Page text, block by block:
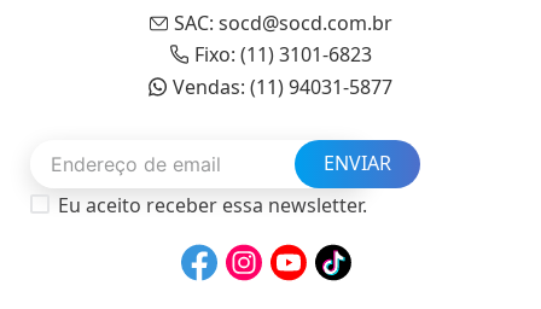
SAC: socd@socd.com.br
Fixo: (11) 3101-6823
Vendas: (11) 94031-5877
ENVIAR
Eu aceito receber essa newsletter.